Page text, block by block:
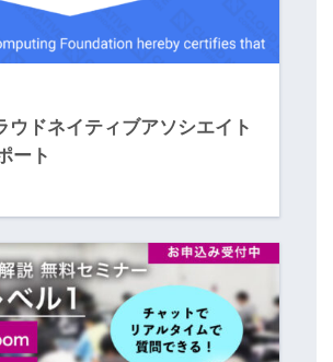
ウドネイティブアソシエイト
ート